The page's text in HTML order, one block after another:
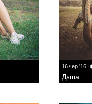
16 чер '16
Даша